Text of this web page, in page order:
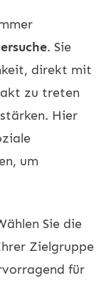
. Sie
direkt mit
zu treten
Hier
um
Sie die
Zielgruppe
für